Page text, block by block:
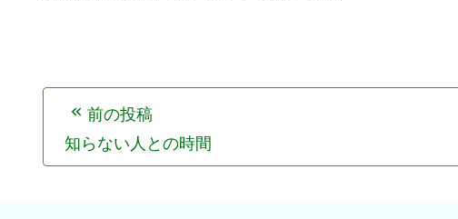
投
ナ
前の投稿
知らない人との時間